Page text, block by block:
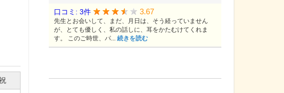
口コミ: 3件 3.67
先生とお会いして、まだ、月日は、そう経っていません
が、とても優しく、私の話しに、耳をかたむけてくれま
す。 このご時世、パ... 続きを読む